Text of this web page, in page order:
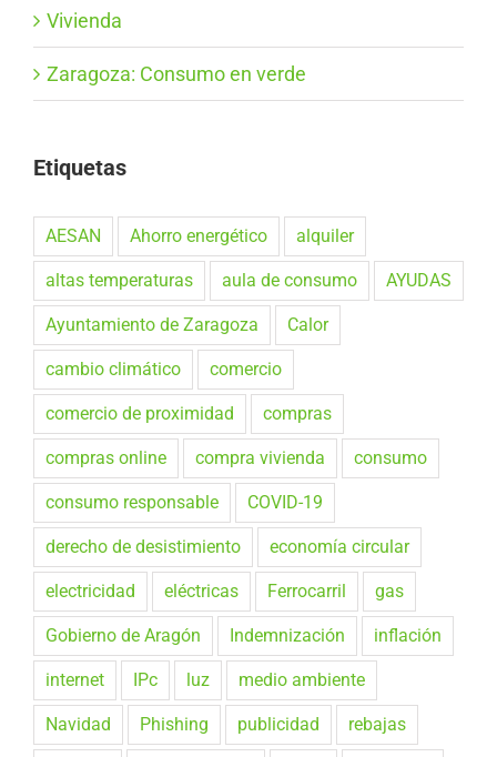
Vivienda
Zaragoza: Consumo en verde
Etiquetas
AESAN Ahorro energético alquiler
altas temperaturas aula de consumo AYUDAS
Ayuntamiento de Zaragoza Calor
cambio climático comercio
comercio de proximidad compras
compras online compra vivienda consumo
consumo responsable COVID-19
derecho de desistimiento economía circular
electricidad eléctricas Ferrocarril gas
Gobierno de Aragón Indemnización inflación
internet IPc luz medio ambiente
Navidad Phishing publicidad rebajas